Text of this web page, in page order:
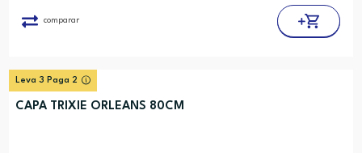
comparar
Leva 3 Paga 2
CAPA TRIXIE ORLEANS 80CM